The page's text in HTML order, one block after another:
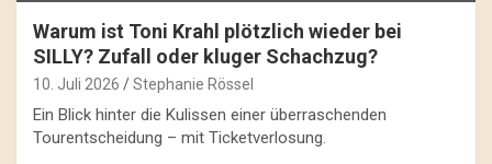
Warum ist Toni Krahl plötzlich wieder bei
SILLY? Zufall oder kluger Schachzug?
10. Juli 2026 Stephanie Rössel
Ein Blick hinter die Kulissen einer überraschenden
Tourentscheidung – mit Ticketverlosung.